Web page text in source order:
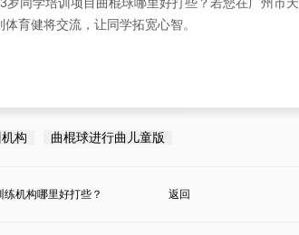
育健将交流，让同学拓宽心智。
构 曲棍球进行曲儿童版
机构哪里好打些？ 返回